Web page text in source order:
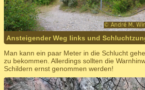
Ansteigender Weg links und
Man kann ein paar Meter in die Schlucht
zu bekommen. Allerdings sollten die
Schildern ernst genommen werden!